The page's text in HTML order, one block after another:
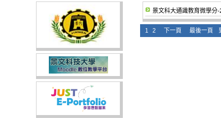
景文科大通識教育微學分
1 2 下一頁 最後一頁